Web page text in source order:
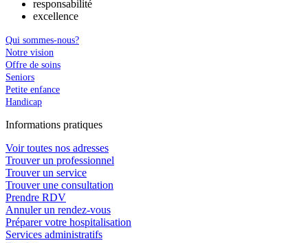
responsabilité
excellence
Qui sommes-nous?
Notre vision
Offre de soins
Seniors
Petite enfance
Handicap
Informations pratiques
Voir toutes nos adresses
Trouver un professionnel
Trouver un service
Trouver une consultation
Prendre RDV
Annuler un rendez-vous
Préparer votre hospitalisation
Services administratifs